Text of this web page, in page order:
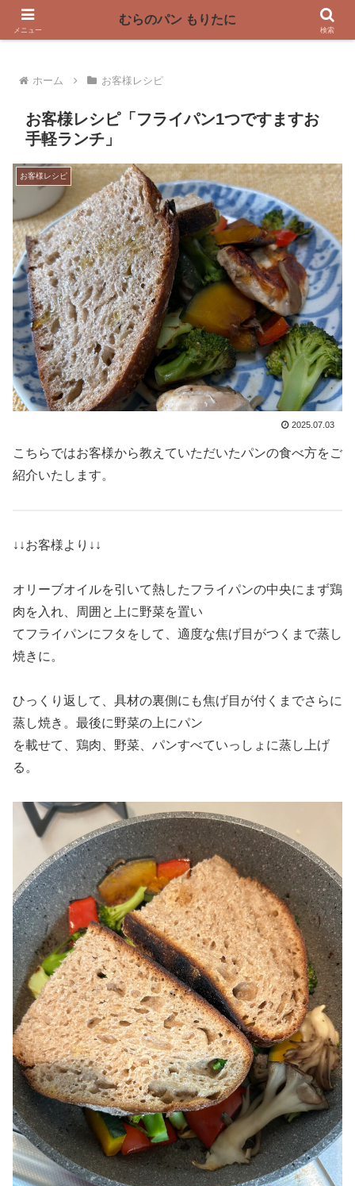
〜奈良県曽爾村の薪窯パン屋〜
ホーム お客様レシピ
お客様レシピ「フライパン1つですますお
手軽ランチ」
お客様レシピ
2025.07.03
こちらではお客様から教えていただいたパンの食べ方をご
紹介いたします。
↓↓お客様より↓↓
オリーブオイルを引いて熱したフライパンの中央にまず鶏
肉を入れ、周囲と上に野菜を置い
てフライパンにフタをして、適度な焦げ目がつくまで蒸し
焼きに。
ひっくり返して、具材の裏側にも焦げ目が付くまでさらに
蒸し焼き。最後に野菜の上にパン
を載せて、鶏肉、野菜、パンすべていっしょに蒸し上げ
る。
メニュー
むらのパン もりたに
検索